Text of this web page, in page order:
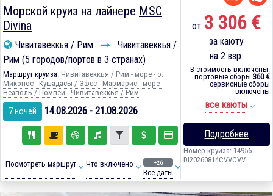
Морской круиз на лайнере MSC
Divina
Чивитавеккья / Рим
Чивитавеккья /
Рим (5 городов/портов в 3 странах)
Маршрут круиза: Чивитавеккья / Рим - море - о.
Миконос - Кушадасы / Эфес - Мармарис - море -
Неаполь / Помпеи - Чивитавеккья / Рим
7 ночей 14.08.2026 - 21.08.2026
Посмотреть маршрут Что включено +26
Все даты
от 3 306 €
за каюту
на 2 взр.
В стоимость включены:
портовые сборы 360 €
сервисные сборы
включены
все каюты
Подробнее
Номер круиза: 14956-
DI20260814CVVCVV